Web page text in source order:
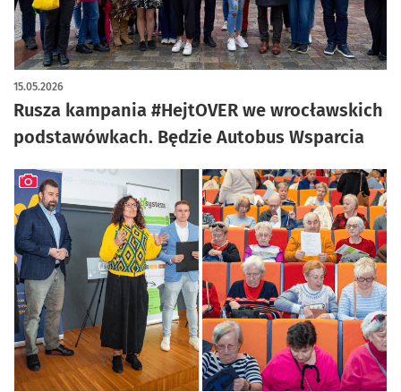
Rusza kampania #HejtOVER we wrocławskich
podstawówkach. Będzie Autobus Wsparcia
15.05.2026